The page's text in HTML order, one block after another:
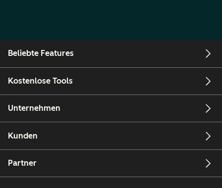
Beliebte Features
Kostenlose Tools
Unternehmen
Kunden
Partner